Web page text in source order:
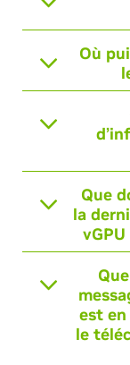
Où
Que
la
est
le